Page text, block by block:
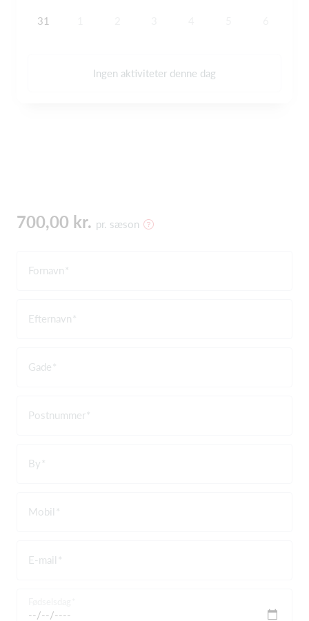
31
Ingen aktiviteter denne dag
700,00 kr. pr. sæson
Fornavn
Efternavn
Gade
Postnummer
By
Mobil
E-mail